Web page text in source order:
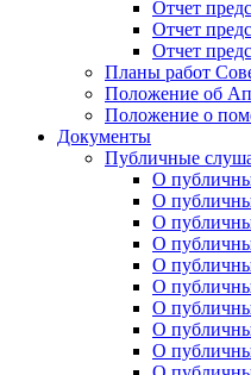
Отчет
Отчет
Отчет
Планы работ
Положение об
Положение о
Документы
Публичные
О
О
О
О
О
О
О
О
О